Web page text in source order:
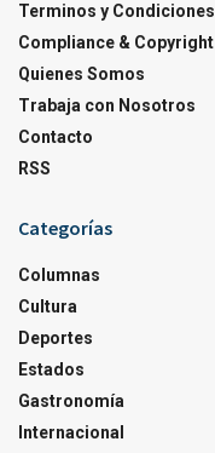
Terminos y Condiciones
Compliance & Copyright
Quienes Somos
Trabaja con Nosotros
Contacto
RSS
Categorías
Columnas
Cultura
Deportes
Estados
Gastronomía
Internacional